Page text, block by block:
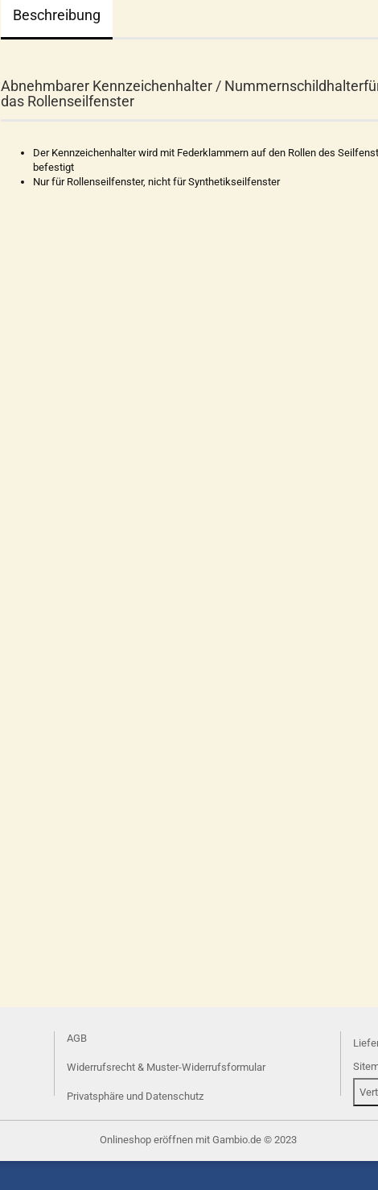
Beschreibung
Abnehmbarer Kennzeichenhalter /
das Rollenseilfenster
Der Kennzeichenhalter wird mit Federklammern auf den Rollen des
befestigt
Nur für Rollenseilfenster, nicht für Synthetikseilfenster
AGB
Widerrufsrecht & Muster-Widerrufsformular
Privatsphäre und Datenschutz
Onlineshop eröffnenmit Gambio.de © 2023